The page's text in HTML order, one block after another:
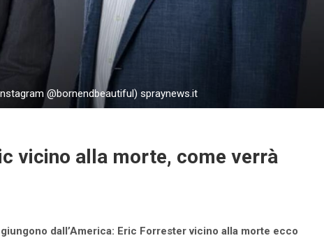
@bornendbeautiful) spraynews.it
vicino alla morte, come verrà
dall’America: Eric Forrester vicino alla morte ecco